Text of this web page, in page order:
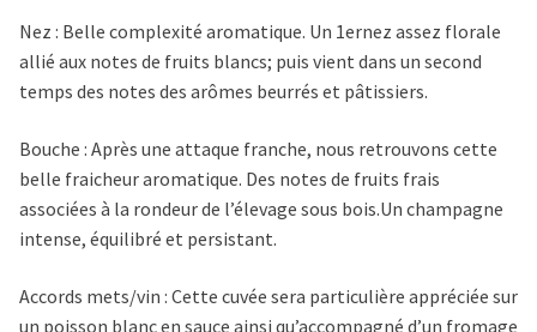
Nez : Belle complexité aromatique. Un 1ernez assez florale
allié aux notes de fruits blancs; puis vient dans un second
temps des notes des arômes beurrés et pâtissiers.
Bouche : Après une attaque franche, nous retrouvons cette
belle fraicheur aromatique. Des notes de fruits frais
associées à la rondeur de l’élevage sous bois.Un champagne
intense, équilibré et persistant.
Accords mets/vin : Cette cuvée sera particulière appréciée sur
un poisson blanc en sauce ainsi qu’accompagné d’un fromage